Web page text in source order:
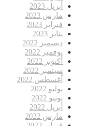
أبريل 2023
مارس 2023
فبراير 2023
يناير 2023
ديسمبر 2022
نوفمبر 2022
أكتوبر 2022
سبتمبر 2022
أغسطس 2022
يوليو 2022
يونيو 2022
أبريل 2022
مارس 2022